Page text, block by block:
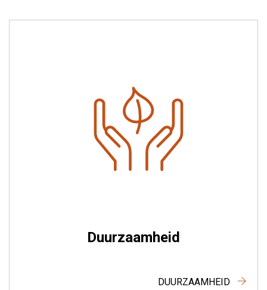
Duurzaamheid
DUURZAAMHEID